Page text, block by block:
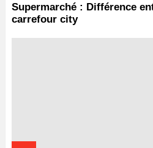
Supermarché : Différence
carrefour city